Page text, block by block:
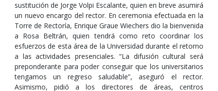
sustitución de Jorge Volpi Escalante, quien en breve asumirá
un nuevo encargo del rector. En ceremonia efectuada en la
Torre de Rectoría, Enrique Graue Wiechers dio la bienvenida
a Rosa Beltrán, quien tendrá como reto coordinar los
esfuerzos de esta área de la Universidad durante el retorno
a las actividades presenciales. “La difusión cultural será
preponderante para poder conseguir que los universitarios
tengamos un regreso saludable”, aseguró el rector.
Asimismo, pidió a los directores de áreas, centros